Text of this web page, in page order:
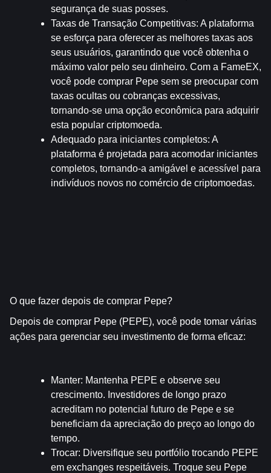
segurança de suas posses.
Taxas de Transação Competitivas: A plataforma
se esforça para oferecer as melhores taxas aos
seus usuários, garantindo que você obtenha o
máximo valor pelo seu dinheiro. Com a FameEX,
você pode comprar Pepe sem se preocupar com
taxas ocultas ou cobranças excessivas,
tornando-se uma opção econômica para adquirir
esta popular criptomoeda.
Adequado para iniciantes completos: A
plataforma é projetada para acomodar iniciantes
completos, tornando-a amigável e acessível para
indivíduos novos no comércio de criptomoedas.
O que fazer depois de comprar Pepe?
Depois de comprar Pepe (PEPE), você pode tomar várias
ações para gerenciar seu investimento de forma eficaz:
Manter: Mantenha PEPE e observe seu
crescimento. Investidores de longo prazo
acreditam no potencial futuro de Pepe e se
beneficiam da apreciação do preço ao longo do
tempo.
Trocar: Diversifique seu portfólio trocando PEPE
em exchanges respeitáveis. Troque seu Pepe